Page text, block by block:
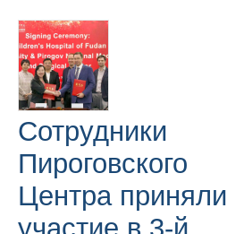
Сотрудники
Пироговского
Центра приняли